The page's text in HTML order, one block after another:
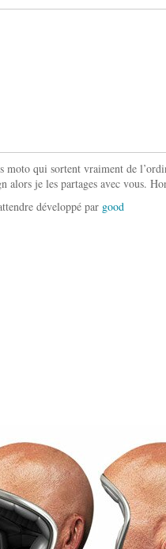
moto qui sortent vraiment de
alors je les partages avec vous.
développé par good